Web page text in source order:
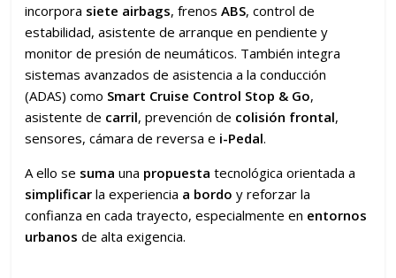
incorpora siete airbags, frenosABS, control de
estabilidad, asistente de arranque en pendiente y
monitor de presión de neumáticos. También integra
sistemas avanzados de asistencia a la conducción
(ADAS) como Smart Cruise Control Stop & Go,
asistente de carril, prevención de colisión frontal,
sensores, cámara de reversa e i-Pedal.
A ello se suma una propuesta tecnológica orientada a
simplificar la experiencia a bordo y reforzar la
confianza en cada trayecto, especialmente en entornos
urbanos de alta exigencia.